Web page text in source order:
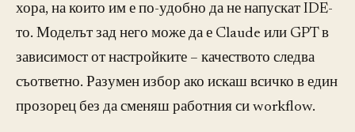
хора, на които им е по-удобно да не напускат IDE-
то. Моделът зад него може да е Claude или GPT в
зависимост от настройките – качеството следва
съответно. Разумен избор ако искаш всичко в един
прозорец без да сменяш работния си workflow.